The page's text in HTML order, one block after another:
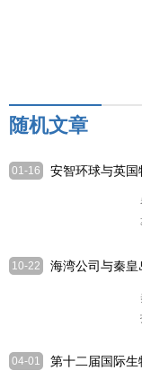
随机文章
01-16
安智环球与英
10-22
海湾公司与秦
04-01
第十二届国际